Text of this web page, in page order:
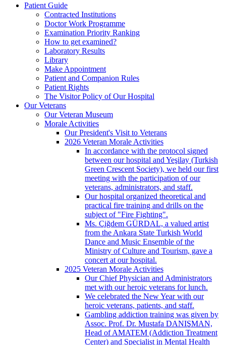
Patient Guide
Contracted Institutions
Doctor Work Programme
Examination Priority Ranking
How to get examined?
Laboratory Results
Library
Make Appointment
Patient and Companion Rules
Patient Rights
The Visitor Policy of Our Hospital
Our Veterans
Our Veteran Museum
Morale Activities
Our President's Visit to Veterans
2026 Veteran Morale Activities
In accordance with the protocol signed
between our hospital and Yeşilay (Turkish
Green Crescent Society), we held our first
meeting with the participation of our
veterans, administrators, and staff.
Our hospital organized theoretical and
practical fire training and drills on the
subject of "Fire Fighting".
Ms. Çiğdem GÜRDAL, a valued artist
from the Ankara State Turkish World
Dance and Music Ensemble of the
Ministry of Culture and Tourism, gave a
concert at our hospital.
2025 Veteran Morale Activities
Our Chief Physician and Administrators
met with our heroic veterans for lunch.
We celebrated the New Year with our
heroic veterans, patients, and staff.
Gambling addiction training was given by
Assoc. Prof. Dr. Mustafa DANIŞMAN,
Head of AMATEM (Addiction Treatment
Center) and Specialist in Mental Health